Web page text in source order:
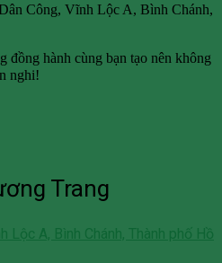
Công, Vĩnh Lộc A, Bình Chánh,
đồng hành cùng bạn tạo nên không
nghi!
Trang
Lộc A, Bình Chánh, Thành phố Hồ